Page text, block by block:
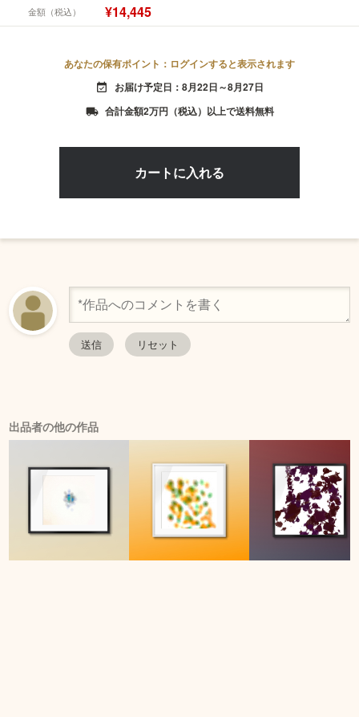
金額（税込） ¥14,445
あなたの保有ポイント：ログインすると表示されます
event_available お届け予定日：8月22日～8月27日
local_shipping 合計金額2万円（税込）以上で送料無料
出品者の他の作品